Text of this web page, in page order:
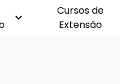
Cursos de
Extensão